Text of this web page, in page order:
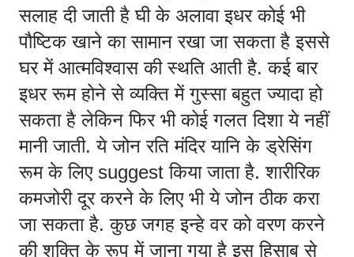
सलाह दी जाती है घी के अलावा इधर कोई भी
पौष्टिक खाने का सामान रखा जा सकता है इससे
घर में आत्मविश्वास की स्थति आती है. कई बार
इधर रूम होने से व्यक्ति में गुस्सा बहुत ज्यादा हो
सकता है लेकिन फिर भी कोई गलत दिशा ये नहीं
मानी जाती. ये जोन रति मंदिर यानि के ड्रेसिंग
रूम के लिए suggest किया जाता है. शारीरिक
कमजोरी दूर करने के लिए भी ये जोन ठीक करा
जा सकता है. कुछ जगह इन्हे वर को वरण करने
की शक्ति के रूप में जाना गया है इस हिसाब से